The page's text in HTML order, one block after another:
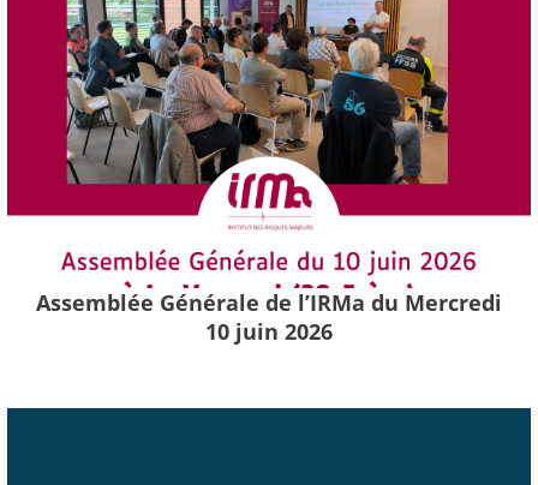
Assemblée Générale de l’IRMa du Mercredi
10 juin 2026